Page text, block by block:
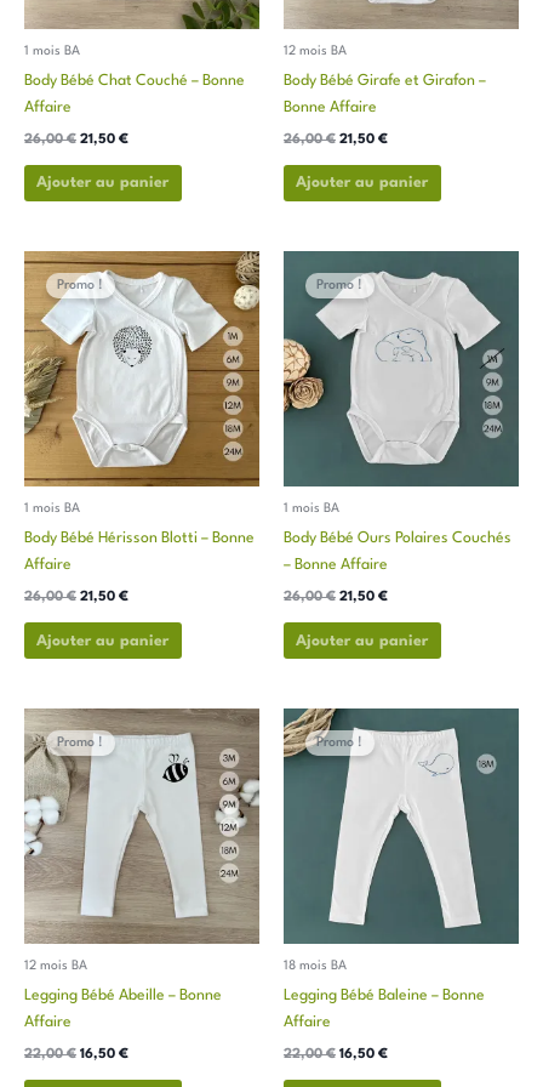
1 mois BA
Body Bébé Chat Couché – Bonne
Affaire
26,00€ 21,50 €
Ajouter au panier
être
sur
12 mois BA
Body Bébé Girafe et Girafon –
Bonne Affaire
26,00€ 21,50 €
Ajouter au panier
être
sur
Promo !
1 mois BA
Body Bébé Hérisson Blotti – Bonne
Affaire
26,00€
Le
prix
initial
était :
26,00 €.
21,50 €
Le
prix
actuel
est :
21,50 €.
Ajouter au panier
Ce
produit
a
plusieurs
variations.
Les
options
peuvent
être
sur
Promo !
1 mois BA
Body Bébé Ours Polaires Couchés
– Bonne Affaire
26,00€
prix
initial
était :
26,00 €.
21,50 €
prix
actuel
21,50 €.
Ajouter au panier
produit
plusieurs
variations.
Les
options
peuvent
sur
Promo !
12 mois BA
Legging Bébé Abeille – Bonne
Affaire
22,00€
Le
prix
initial
était :
22,00 €.
16,50 €
Le
prix
Ce
produit
a
plusieurs
variations.
Les
options
peuvent
sur
Promo !
18 mois BA
Legging Bébé Baleine – Bonne
Affaire
22,00€
prix
initial
était :
22,00 €.
16,50 €
prix
actuel
produit
a
plusieurs
variations.
options
peuvent
sur